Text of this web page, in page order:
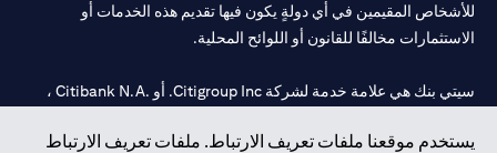
يستخدم موقعنا ملفات تعريف الارتباط. ملفات تعريف الارتباط
للأشخاص المقيمين في أي دولةٍ يكون فيها تقديم هذه الخدمات أو
الاستثمارات مخالفًا للقانون أو اللوائح المحلية.
سيتي بنك هي علامة خدمة لشركة Citigroup Inc. أو .Citibank N.A ،